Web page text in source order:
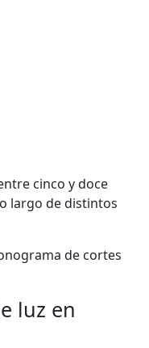
cinco y doce
largo de distintos
de cortes
luz en